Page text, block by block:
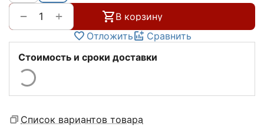
+
−
В корзину
Отложить
Сравнить
Стоимость и сроки доставки
Список вариантов товара